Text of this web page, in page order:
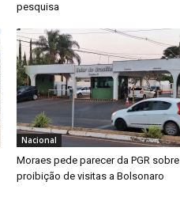
pesquisa
Nacional
Moraes pede parecer da PGR sobre
proibição de visitas a Bolsonaro